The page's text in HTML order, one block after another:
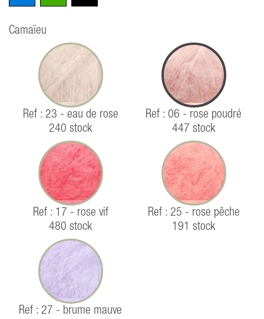
Camaïeu
Ref : 23 - eau de rose
240 stock
Ref : 06 - rose poudré
447 stock
Ref : 17 - rose vif
480 stock
Ref : 25 - rose pêche
191 stock
Ref : 27 - brume mauve